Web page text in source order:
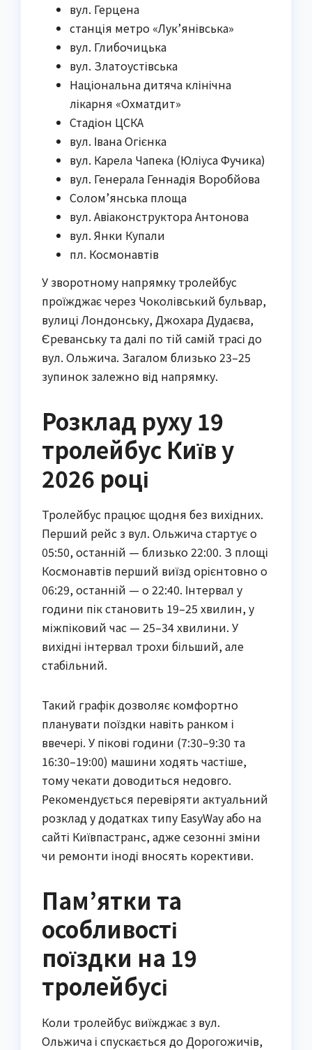
вул. Герцена
станція метро «Лук’янівська»
вул. Глибочицька
вул. Златоустівська
Національна дитяча клінічна
лікарня «Охматдит»
Стадіон ЦСКА
вул. Івана Огієнка
вул. Карела Чапека (Юліуса Фучика)
вул. Генерала Геннадія Воробйова
Солом’янська площа
вул. Авіаконструктора Антонова
вул. Янки Купали
пл. Космонавтів
У зворотному напрямку тролейбус
проїжджає через Чоколівський бульвар,
вулиці Лондонську, Джохара Дудаєва,
Єреванську та далі по тій самій трасі до
вул. Ольжича. Загалом близько 23–25
зупинок залежно від напрямку.
Розклад руху 19
тролейбус Київ у
2026 році
Тролейбус працює щодня без вихідних.
Перший рейс з вул. Ольжича стартує о
05:50, останній — близько 22:00. З площі
Космонавтів перший виїзд орієнтовно о
06:29, останній — о 22:40. Інтервал у
години пік становить 19–25 хвилин, у
міжпіковий час — 25–34 хвилини. У
вихідні інтервал трохи більший, але
стабільний.
Такий графік дозволяє комфортно
планувати поїздки навіть ранком і
ввечері. У пікові години (7:30–9:30 та
16:30–19:00) машини ходять частіше,
тому чекати доводиться недовго.
Рекомендується перевіряти актуальний
розклад у додатках типу EasyWay або на
сайті Київпастранс, адже сезонні зміни
чи ремонти іноді вносять корективи.
Пам’ятки та
особливості
поїздки на 19
тролейбусі
Коли тролейбус виїжджає з вул.
Ольжича і спускається до Дорогожичів,